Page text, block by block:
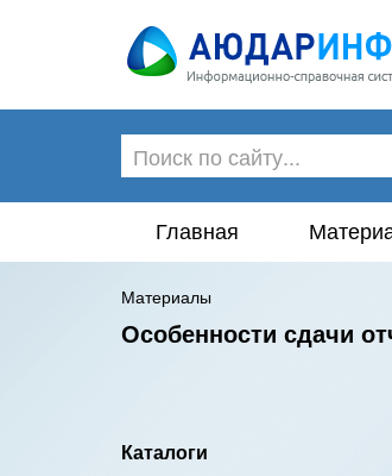
Главная
Материалы
Особенности сдачи
Каталоги